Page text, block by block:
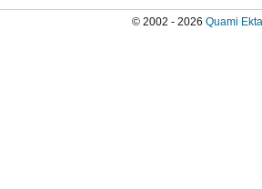
© 2002 - 2026 Quami